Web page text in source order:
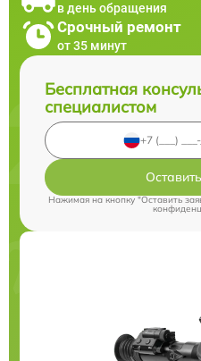
в день обращения
Срочный ремонт
от 35 минут
Бесплатная
специалистом
Нажимая на кнопку "Оставить